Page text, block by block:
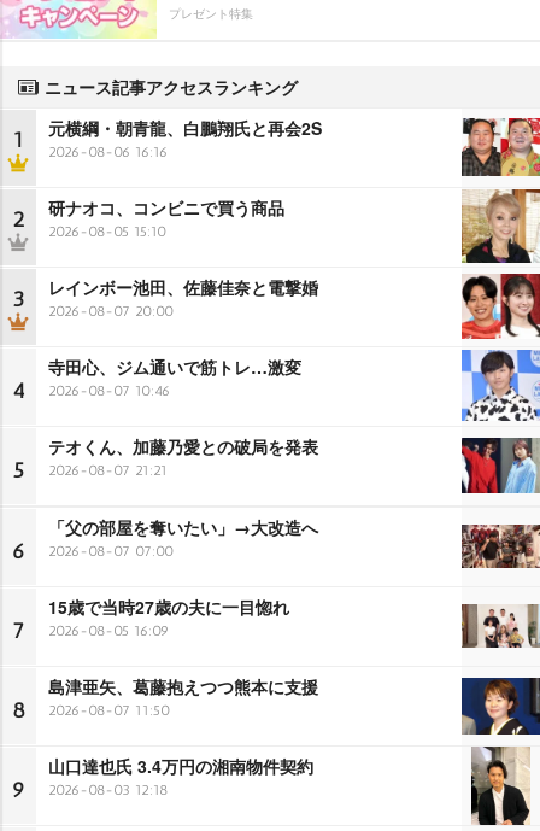
プレゼント特集
ニュース記事アクセスランキング
1 元横綱・朝青龍、白鵬翔氏と再会2S
2026-08-06 16:16
2 研ナオコ、コンビニで買う商品
2026-08-05 15:10
3 レインボー池田、佐藤佳奈と電撃婚
2026-08-07 20:00
4
寺田心、ジム通いで筋トレ…激変
2026-08-07 10:46
5
テオくん、加藤乃愛との破局を発表
2026-08-07 21:21
6
「父の部屋を奪いたい」→大改造へ
2026-08-07 07:00
7
15歳で当時27歳の夫に一目惚れ
2026-08-05 16:09
8
島津亜矢、葛藤抱えつつ熊本に支援
2026-08-07 11:50
9
山口達也氏 3.4万円の湘南物件契約
2026-08-03 12:18